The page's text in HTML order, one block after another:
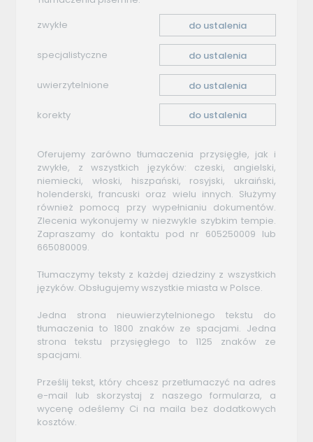
zwykłe
do ustalenia
specjalistyczne do ustalenia
uwierzytelnione do ustalenia
korekty do ustalenia
Oferujemy zarówno tłumaczenia przysięgłe, jak i
zwykłe, z wszystkich języków: czeski, angielski,
niemiecki, włoski, hiszpański, rosyjski, ukraiński,
holenderski, francuski oraz wielu innych. Służymy
również pomocą przy wypełnianiu dokumentów.
Zlecenia wykonujemy w niezwykle szybkim tempie.
Zapraszamy do kontaktu pod nr 605250009 lub
665080009.
Tłumaczymy teksty z każdej dziedziny z wszystkich
języków. Obsługujemy wszystkie miasta w Polsce.
Jedna strona nieuwierzytelnionego tekstu do
tłumaczenia to 1800 znaków ze spacjami. Jedna
strona tekstu przysięgłego to 1125 znaków ze
spacjami.
Prześlij tekst, który chcesz przetłumaczyć na adres
e-mail lub skorzystaj z naszego formularza, a
wycenę odeślemy Ci na maila bez dodatkowych
kosztów.